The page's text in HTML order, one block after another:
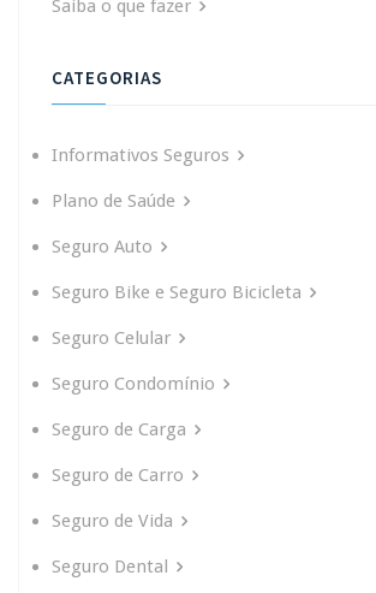
Saiba o que fazer
CATEGORIAS
Informativos Seguros
Plano de Saúde
Seguro Auto
Seguro Bike e Seguro Bicicleta
Seguro Celular
Seguro Condomínio
Seguro de Carga
Seguro de Carro
Seguro de Vida
Seguro Dental